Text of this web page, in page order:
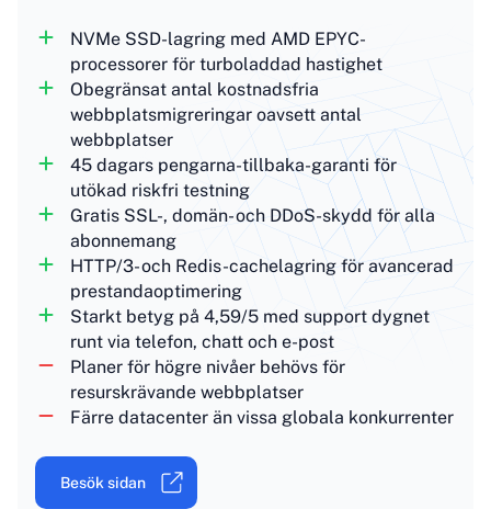
NVMe SSD-lagring med AMD EPYC-
processorer för turboladdad hastighet
Obegränsat antal kostnadsfria
webbplatsmigreringar oavsett antal
webbplatser
45 dagars pengarna-tillbaka-garanti för
utökad riskfri testning
Gratis SSL-, domän- och DDoS-skydd för alla
abonnemang
HTTP/3- och Redis-cachelagring för avancerad
prestandaoptimering
Starkt betyg på 4,59/5 med support dygnet
runt via telefon, chatt och e-post
Planer för högre nivåer behövs för
resurskrävande webbplatser
Färre datacenter än vissa globala konkurrenter
Besök sidan